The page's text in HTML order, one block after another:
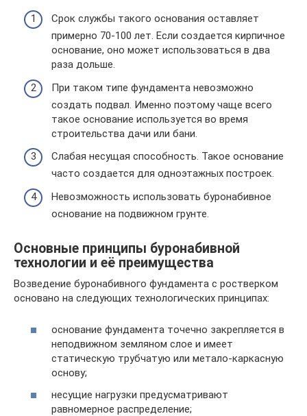
Срок службы такого основания оставляет
примерно 70-100 лет. Если создается кирпичное
основание, оно может использоваться в два
раза дольше.
При таком типе фундамента невозможно
создать подвал. Именно поэтому чаще всего
такое основание используется во время
строительства дачи или бани.
Слабая несущая способность. Такое основание
часто создается для одноэтажных построек.
Невозможность использовать буронабивное
основание на подвижном грунте.
Основные принципы буронабивной
технологии и её преимущества
Возведение буронабивного фундамента с ростверком
основано на следующих технологических принципах:
основание фундамента точечно закрепляется в
неподвижном земляном слое и имеет
статическую трубчатую или метало-каркасную
основу;
несущие нагрузки предусматривают
равномерное распределение;